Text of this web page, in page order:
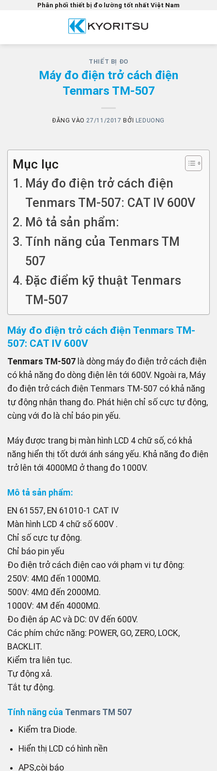
dung
Phân phối thiết bị đo lường tốt nhất Việt Nam
THIẾT BỊ ĐO
Máy đo điện trở cách điện
Tenmars TM-507
ĐĂNG VÀO 27/11/2017 BỞI LEDUONG
Mục lục
Máy đo điện trở cách điện
Tenmars TM-507: CAT IV 600V
Mô tả sản phẩm:
Tính năng của Tenmars TM
507
Đặc điểm kỹ thuật Tenmars
TM-507
Máy đo điện trở cách điện Tenmars TM-
507: CAT IV 600V
Tenmars TM-507 là dòng máy đo điện trở cách điện
có khả năng đo dòng điện lên tới 600V. Ngoài ra, Máy
đo điện trở cách điện Tenmars TM-507 có khả năng
tự động nhận thang đo. Phát hiện chỉ số cực tự động,
cùng với đo là chỉ báo pin yếu.
Máy được trang bị màn hình LCD 4 chữ số, có khả
năng hiển thị tốt dưới ánh sáng yếu. Khả năng đo điện
trở lên tới 4000MΩ ở thang đo 1000V.
Mô tả sản phẩm:
EN 61557, EN 61010-1 CAT IV
Màn hình LCD 4 chữ số 600V .
Chỉ số cực tự động.
Chỉ báo pin yếu
Đo điện trở cách điện cao với phạm vi tự động:
250V: 4MΩ đến 1000MΩ.
500V: 4MΩ đến 2000MΩ.
1000V: 4M đến 4000MΩ.
Đo điện áp AC và DC: 0V đến 600V.
Các phím chức năng: POWER, GO, ZERO, LOCK,
BACKLIT.
Kiểm tra liên tục.
Tự động xả.
Tắt tự động.
Tính năng của Tenmars TM 507
Kiểm tra Diode.
Hiển thị LCD có hình nền
APS,còi báo